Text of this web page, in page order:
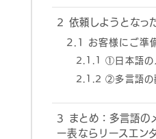
2 依頼しようとなっ
2.1 お客様にご準
2.1.1 ①日本語の
2.1.2 ②多言語の
3
まとめ：多言語の
ー表ならリースエン